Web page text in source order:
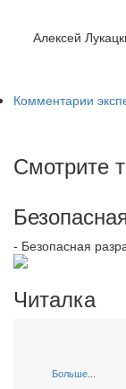
Алексей
Комментарии
Смотрите
- Безопасная
Читалка
Больше...